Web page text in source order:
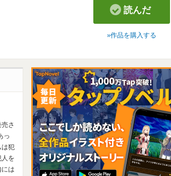
読んだ
作品を購入する
さ
っ
は犯
を
は